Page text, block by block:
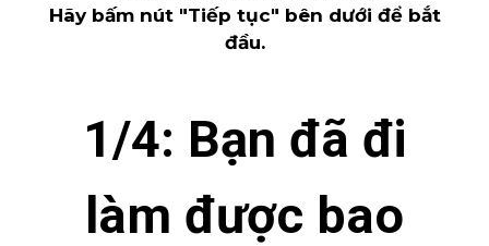
Hãy bấm nút "Tiếp tục" bên dưới để bắt
đầu.
1/4: Bạn đã đi
làm được bao